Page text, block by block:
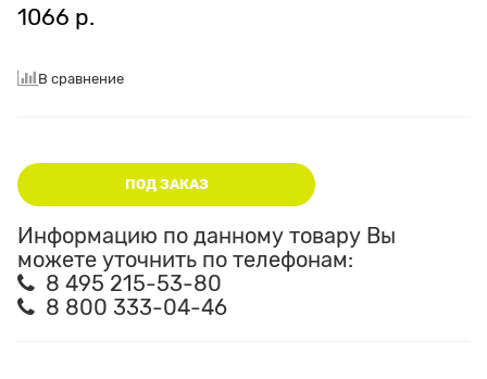
1066 р.
В сравнение
ПОД ЗАКАЗ
Информацию по данному товару Вы
можете уточнить по телефонам:
8 495 215-53-80
8 800 333-04-46